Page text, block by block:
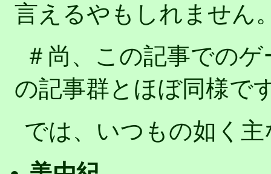
言えるやもしれません
＃尚、この記事での
の記事群とほぼ同様で
では、いつもの如く